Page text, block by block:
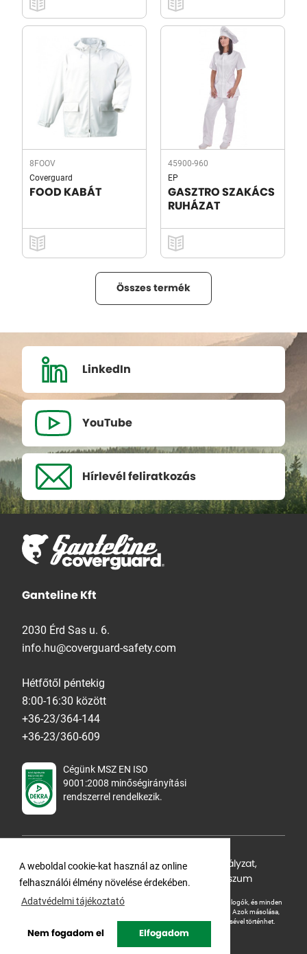
A weboldal cookie-kat használ az online
felhasználói élmény növelése érdekében.
Adatvédelmi tájékoztató
Nem fogadom el Elfogadom
8FOOV
Coverguard
FOOD KABÁT
45900-960
EP
GASZTRO SZAKÁCS
RUHÁZAT
Összes termék
LinkedIn
YouTube
Hírlevél feliratkozás
Ganteline Kft
2030 Érd Sas u. 6.
info.hu@coverguard-safety.com
Hétfőtől péntekig
8:00-16:30 között
+36-23/364-144
+36-23/360-609
Cégünk MSZ EN ISO
9001:2008 minőségirányítási
rendszerrel rendelkezik.
Adatvédelmi tájékoztató,Cookie Szabályzat,
Felhasználási feltételek,ÁSZF Impresszum
A Ganteline Kft jelen honlapja szerzői jog által védett. A leírások, fotók, logók, és minden
Azok másolása,
üzleti célú felhasználása kizárólag a jog tulajdonosának beleegyezésével történhet.
Copyright © Ganteline. All rights reserved.